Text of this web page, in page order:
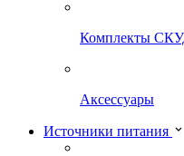
Комплекты
Аксессуары
Источники питания